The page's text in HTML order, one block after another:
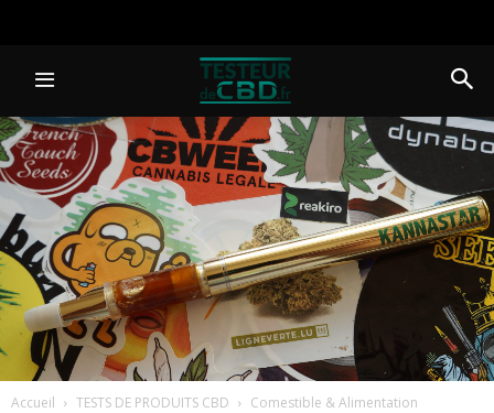
Accueil TESTS DE PRODUITS CBD Comestible & Alimentation